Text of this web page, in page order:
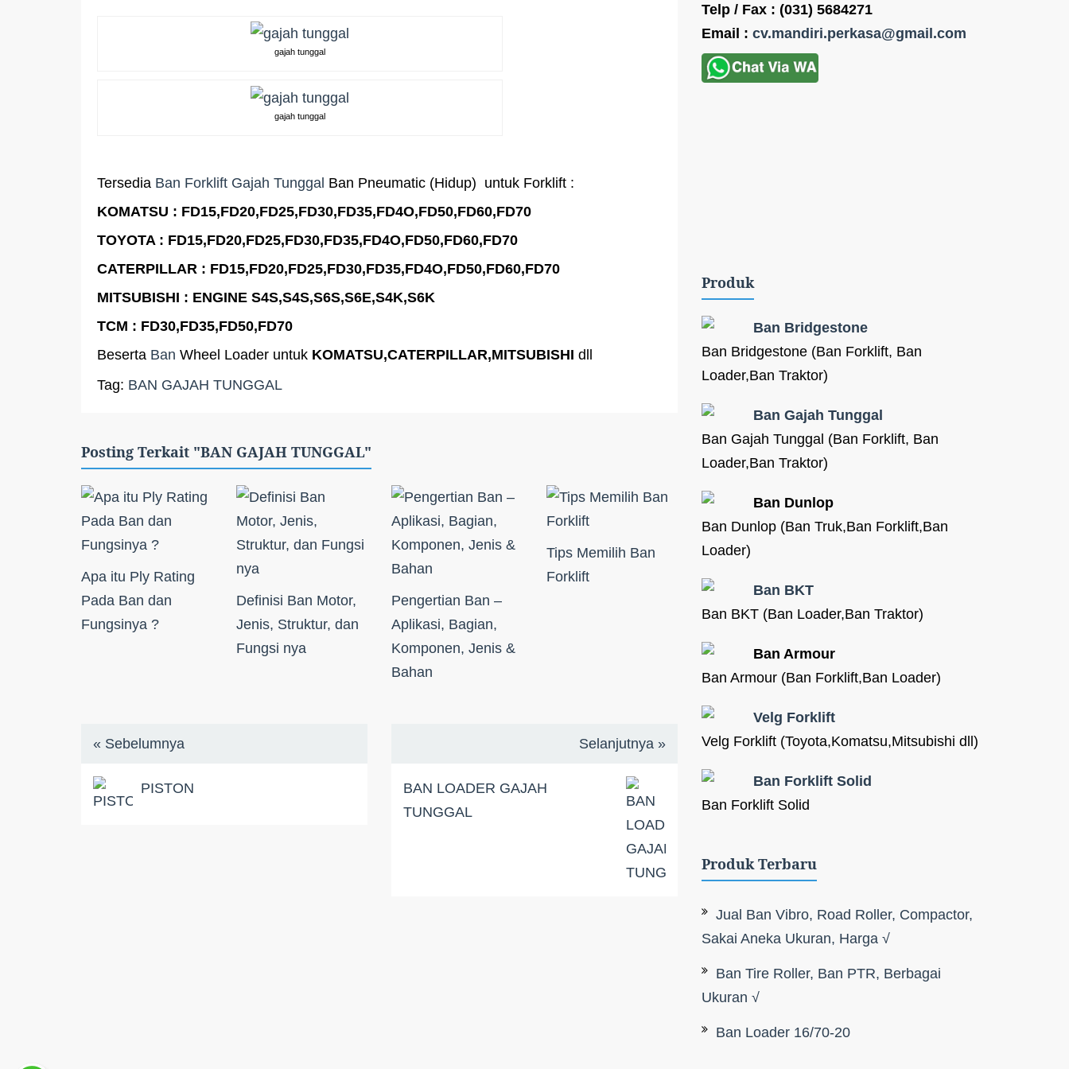
gajah tunggal
gajah tunggal
Tersedia Ban Forklift Gajah Tunggal Ban Pneumatic (Hidup) untuk Forklift :
KOMATSU : FD15,FD20,FD25,FD30,FD35,FD4O,FD50,FD60,FD70
TOYOTA : FD15,FD20,FD25,FD30,FD35,FD4O,FD50,FD60,FD70
CATERPILLAR : FD15,FD20,FD25,FD30,FD35,FD4O,FD50,FD60,FD70
MITSUBISHI : ENGINE S4S,S4S,S6S,S6E,S4K,S6K
TCM : FD30,FD35,FD50,FD70
Beserta Ban Wheel Loader untuk KOMATSU,CATERPILLAR,MITSUBISHI dll
Tag: BAN GAJAH TUNGGAL
Posting Terkait "BAN GAJAH TUNGGAL"
Apa itu Ply Rating
Pada Ban dan
Fungsinya ?
Definisi Ban Motor,
Jenis, Struktur, dan
Fungsi nya
Pengertian Ban –
Aplikasi, Bagian,
Komponen, Jenis &
Bahan
Tips Memilih Ban
Forklift
« Sebelumnya
PISTON
Selanjutnya »
BAN LOADER GAJAH
TUNGGAL
Telp / Fax : (031) 5684271
Email : cv.mandiri.perkasa@gmail.com
Produk
Ban Bridgestone
Ban Bridgestone (Ban Forklift, Ban
Loader,Ban Traktor)
Ban Gajah Tunggal
Ban Gajah Tunggal (Ban Forklift, Ban
Loader,Ban Traktor)
Ban Dunlop
Ban Dunlop (Ban Truk,Ban Forklift,Ban
Loader)
Ban BKT
Ban BKT (Ban Loader,Ban Traktor)
Ban Armour
Ban Armour (Ban Forklift,Ban Loader)
Velg Forklift
Velg Forklift (Toyota,Komatsu,Mitsubishi dll)
Ban Forklift Solid
Ban Forklift Solid
Produk Terbaru
Jual Ban Vibro, Road Roller, Compactor,
Sakai Aneka Ukuran, Harga √
Ban Tire Roller, Ban PTR, Berbagai
Ukuran √
Ban Loader 16/70-20